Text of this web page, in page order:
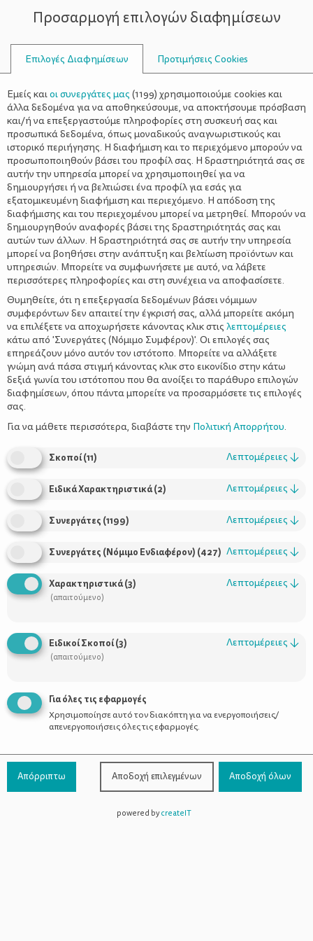
ΣΥΜΒΟΥΛΟΙ
ΒΙΟΛΟΓΙΚΉ ΚΑΛΛΙΈΡΓΕΙΑ
Βιολογικά φρούτα και λαχανικά - Τι
πρέπει να ξέρεις
Χρήσιμοι Σύνδεσμοι
Προϊόντα
Επικοινωνία
800-1199-800(από σταθερό,
χωρίς χρέωση)
Προσαρμογή επιλογών διαφημίσεων
Επιλογές Διαφημίσεων Προτιμήσεις Cookies
Εμείς καιοι συνεργάτες μας (1199) χρησιμοποιούμε cookies και
άλλα δεδομένα για να αποθηκεύσουμε, να αποκτήσουμε πρόσβαση
και/ή να επεξεργαστούμε πληροφορίες στη συσκευή σας και
προσωπικά δεδομένα, όπως μοναδικούς αναγνωριστικούς και
ιστορικό περιήγησης. Η διαφήμιση και το περιεχόμενο μπορούν να
προσωποποιηθούν βάσει του προφίλ σας. Η δραστηριότητά σας σε
αυτήν την υπηρεσία μπορεί να χρησιμοποιηθεί για να
δημιουργήσει ή να βελτιώσει ένα προφίλ για εσάς για
εξατομικευμένη διαφήμιση και περιεχόμενο. Η απόδοση της
διαφήμισης και του περιεχομένου μπορεί να μετρηθεί. Μπορούν να
δημιουργηθούν αναφορές βάσει της δραστηριότητάς σας και
αυτών των άλλων. Η δραστηριότητά σας σε αυτήν την υπηρεσία
μπορεί να βοηθήσει στην ανάπτυξη και βελτίωση προϊόντων και
υπηρεσιών. Μπορείτε να συμφωνήσετε με αυτό, να λάβετε
περισσότερες πληροφορίες και στη συνέχεια να αποφασίσετε.
Θυμηθείτε, ότι η επεξεργασία δεδομένων βάσει νόμιμων
συμφερόντων δεν απαιτεί την έγκρισή σας, αλλά μπορείτε ακόμη
να επιλέξετε να αποχωρήσετε κάνοντας κλικ στις λεπτομέρειες
κάτω από 'Συνεργάτες (Νόμιμο Συμφέρον)'. Οι επιλογές σας
επηρεάζουν μόνο αυτόν τον ιστότοπο. Μπορείτε να αλλάξετε
γνώμη ανά πάσα στιγμή κάνοντας κλικ στο εικονίδιο στην κάτω
δεξιά γωνία του ιστότοπου που θα ανοίξει το παράθυρο επιλογών
διαφημίσεων, όπου πάντα μπορείτε να προσαρμόσετε τις επιλογές
σας.
Για να μάθετε περισσότερα, διαβάστε την Πολιτική Απορρήτου.
Σκοποί(11) Λεπτομέρειες ↓
Ειδικά Χαρακτηριστικά(2) Λεπτομέρειες ↓
Συνεργάτες (1199) Λεπτομέρειες ↓
Συνεργάτες (Νόμιμο Ενδιαφέρον) (427) Λεπτομέρειες ↓
Χαρακτηριστικά(3)
(απαιτούμενο)
Λεπτομέρειες ↓
Ειδικοί Σκοποί(3)
(απαιτούμενο)
Λεπτομέρειες ↓
Για όλες τις εφαρμογές
Χρησιμοποίησε αυτό τον διακόπτη για να ενεργοποιήσεις/
απενεργοποιήσεις όλες τις εφαρμογές.
Απόρριπτω Αποδοχή επιλεγμένων Αποδοχή όλων
powered bycreateIT